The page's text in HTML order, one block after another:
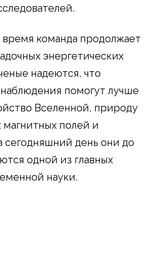
команда продолжает
энергетических
надеются, что
помогут лучше
Вселенной, природу
магнитных полей и
сегодняшний день они до
одной из главных
науки.